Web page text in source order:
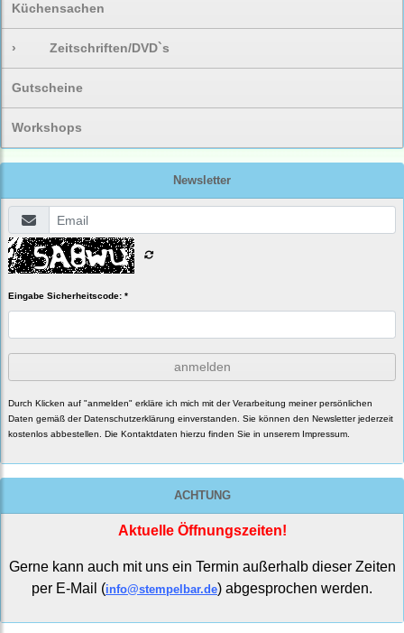
Küchensachen
› Zeitschriften/DVD`s
Gutscheine
Workshops
Newsletter
Eingabe Sicherheitscode: *
anmelden
Durch Klicken auf "anmelden" erkläre ich mich mit der Verarbeitung meiner persönlichen
Daten gemäß der Datenschutzerklärung einverstanden. Sie können den Newsletter jederzeit
kostenlos abbestellen. Die Kontaktdaten hierzu finden Sie in unserem Impressum.
ACHTUNG
Aktuelle Öffnungszeiten!
Gerne kann auch mit uns ein Termin außerhalb dieser Zeiten
per E-Mail (info@stempelbar.de) abgesprochen werden.